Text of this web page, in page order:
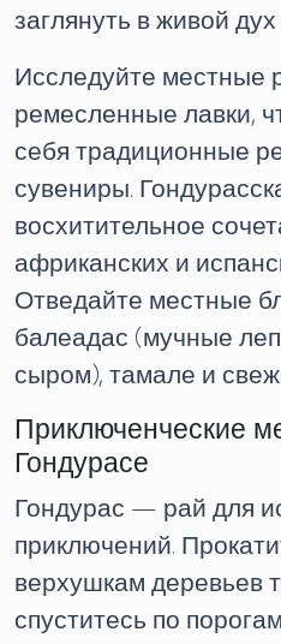
заглянуть в живой
Исследуйте местные
ремесленные лавки,
себя традиционные
сувениры.
восхитительное
африканских и
Отведайте местные
балеадас (мучные
сыром), тамале и
Приключенческие
Гондурасе
Гондурас — рай для
приключений.
верхушкам деревьев
спуститесь по